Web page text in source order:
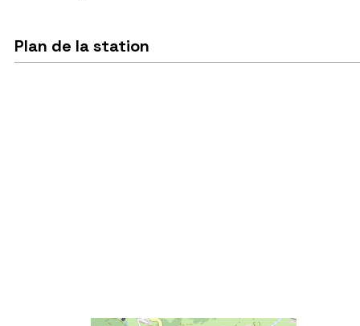
Plan de la station